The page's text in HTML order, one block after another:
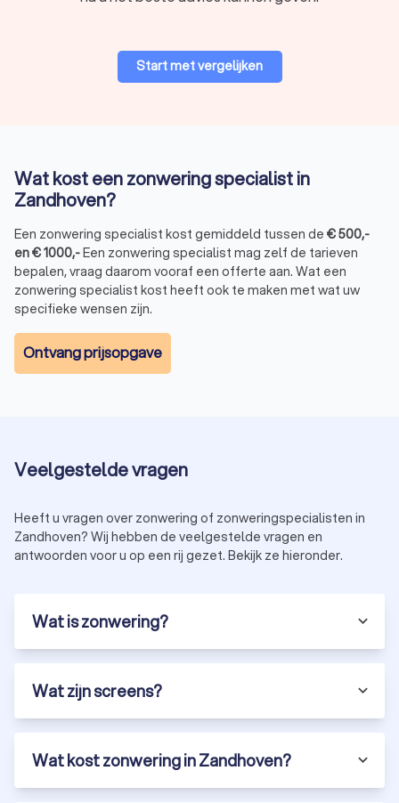
Vraag gratis en vrijblijvend vier offertes aan bij lokale
Ons platform maakt het eenvoudig om offertes te vergelijken
en de beste prijs-kwaliteitsverhouding te vinden voor uw huis.
Vertrouw op Trustlocal voor deskundig advies, hoge kwaliteit
Start met vergelijken
Wat kost een zonwering specialist in
Zandhoven?
Een zonwering specialist kost gemiddeld tussen de €500,-
en€1000,-Een zonwering specialist mag zelf de tarieven
bepalen, vraag daarom vooraf een offerte aan. Wat een
zonwering specialist kost heeft ook te maken met wat uw
specifieke wensen zijn.
Ontvang prijsopgave
Veelgestelde vragen
Heeft u vragen over zonwering of zonweringspecialisten in
Zandhoven? Wij hebben de veelgestelde vragen en
antwoorden voor u op een rij gezet. Bekijk ze hieronder.
Wat is zonwering?
Wat zijn screens?
Wat kost zonwering in Zandhoven?